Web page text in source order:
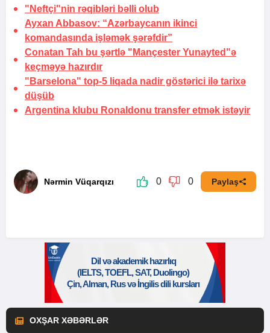
"Neftçi"nin rəqibləri bəlli olub
Ayxan Abbasov: “Azərbaycanın ikinci
komandasında işləmək şərəfdir”
Conatan Tah bu şərtlə "Mançester Yunayted"ə
keçməyə hazırdır
"Barselona" top-5 liqada nadir göstərici ilə tarixə
düşüb
Argentina klubu Ronaldonu transfer etmək istəyir
Nərmin Vüqarqızı 0 0 Paylaş
OXŞAR XƏBƏRLƏR